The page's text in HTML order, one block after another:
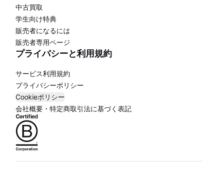
中古買取
学生向け特典
販売者になるには
販売者専用ページ
プライバシーと利用規約
サービス利用規約
プライバシーポリシー
Cookieポリシー
会社概要・特定商取引法に基づく表記